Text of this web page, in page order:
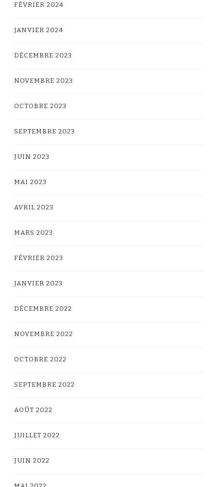
FÉVRIER 2024
JANVIER 2024
DÉCEMBRE 2023
NOVEMBRE 2023
OCTOBRE 2023
SEPTEMBRE 2023
JUIN 2023
MAI 2023
AVRIL 2023
MARS 2023
FÉVRIER 2023
JANVIER 2023
DÉCEMBRE 2022
NOVEMBRE 2022
OCTOBRE 2022
SEPTEMBRE 2022
AOÛT 2022
JUILLET 2022
JUIN 2022